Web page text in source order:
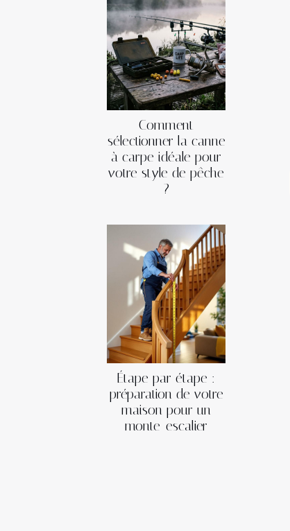
Comment
sélectionner la canne
à carpe idéale pour
votre style de pêche
?
Étape par étape :
préparation de votre
maison pour un
monte-escalier